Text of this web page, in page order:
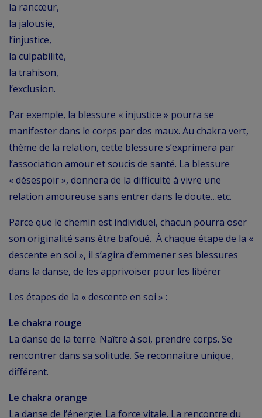
la rancœur,
la jalousie,
l’injustice,
la culpabilité,
la trahison,
l’exclusion.
Par exemple, la blessure « injustice » pourra se
manifester dans le corps par des maux. Au chakra vert,
thème de la relation, cette blessure s’exprimera par
l’association amour et soucis de santé. La blessure
« désespoir », donnera de la difficulté à vivre une
relation amoureuse sans entrer dans le doute…etc.
Parce que le chemin est individuel, chacun pourra oser
son originalité sans être bafoué. À chaque étape de la «
descente en soi », il s’agira d’emmener ses blessures
dans la danse, de les apprivoiser pour les libérer
Les étapes de la « descente en soi » :
Le chakra rouge
La danse de la terre. Naître à soi, prendre corps. Se
rencontrer dans sa solitude. Se reconnaître unique,
différent.
Le chakra orange
La danse de l’énergie. La force vitale. La rencontre du